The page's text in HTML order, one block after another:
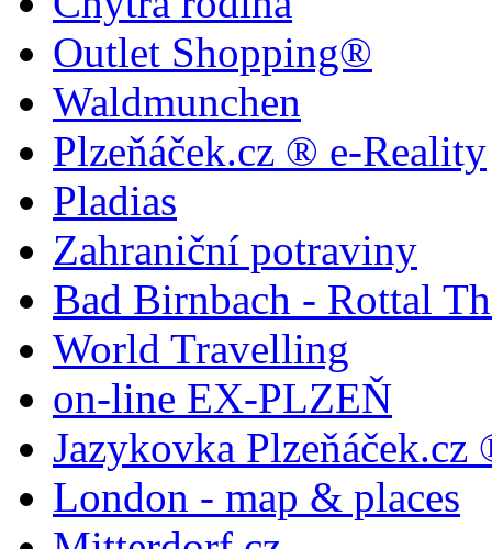
Outlet Shopping®
Waldmunchen
Plzeňáček.cz ® e-Reality
Pladias
Zahraniční potraviny
Bad Birnbach - Rottal
World Travelling
on-line EX-PLZEŇ
Jazykovka Plzeňáček.cz
London - map & places